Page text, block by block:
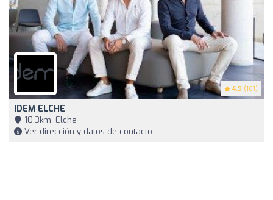
4.9 (161)
IDEM ELCHE
10,3km, Elche
Ver dirección y datos de contacto